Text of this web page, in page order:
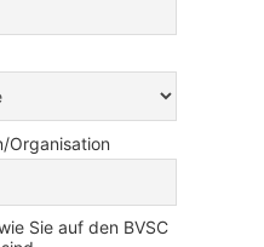
Organisation
Sie auf den BVSC